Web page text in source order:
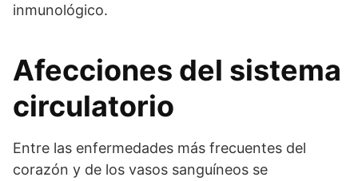
inmunológico.
Afecciones del sistema
circulatorio
Entre las enfermedades más frecuentes del
corazón y de los vasos sanguíneos se